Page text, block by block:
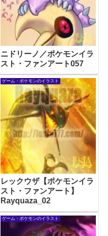
ニドリーノ／ポケモンイラ
スト・ファンアート057
ゲーム・ポケモンのイラスト
レックウザ【ポケモンイラ
スト・ファンアート】
Rayquaza_02
ゲーム・ポケモンのイラスト